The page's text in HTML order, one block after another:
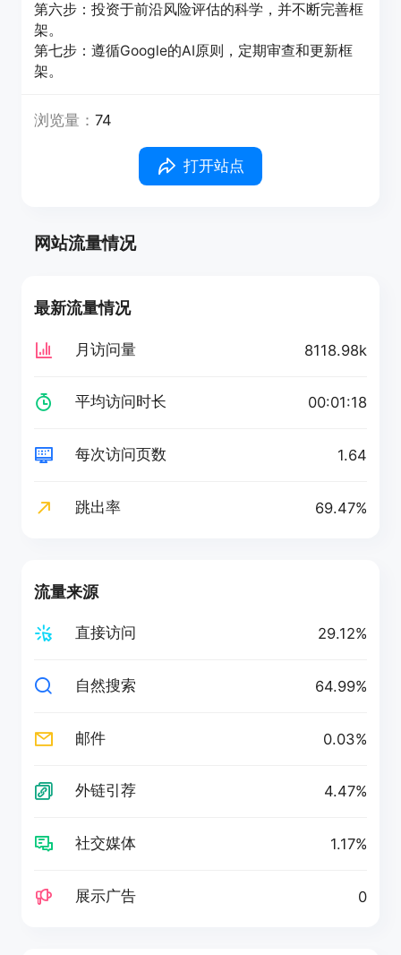
第六步：投资于前沿风险评估的科学，并不断完善框
架。
第七步：遵循Google的AI原则，定期审查和更新框
架。
浏览量：74
打开站点
网站流量情况
最新流量情况
月访问量 8118.98k
平均访问时长 00:01:18
每次访问页数 1.64
跳出率 69.47%
流量来源
直接访问 29.12%
自然搜索 64.99%
邮件 0.03%
外链引荐 4.47%
社交媒体 1.17%
展示广告 0